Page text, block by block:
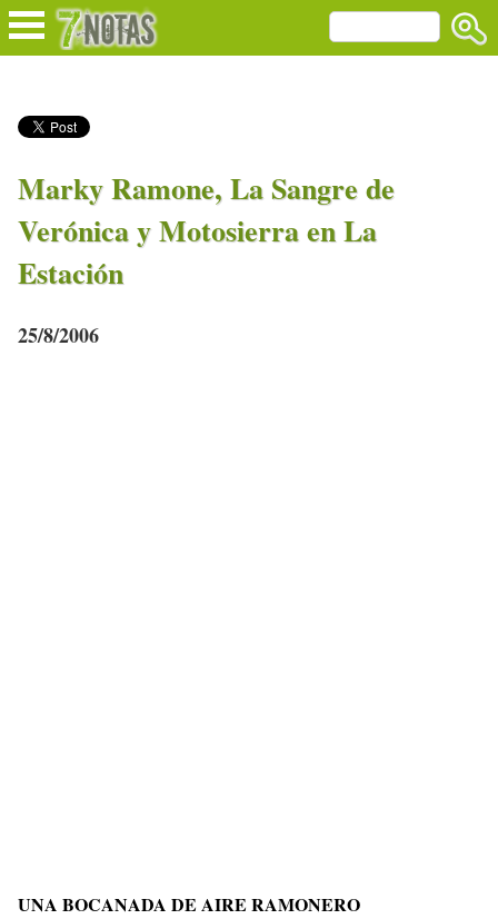
Marky Ramone, La Sangre de
Verónica y Motosierra en La
Estación
25/8/2006
UNA BOCANADA DE AIRE RAMONERO